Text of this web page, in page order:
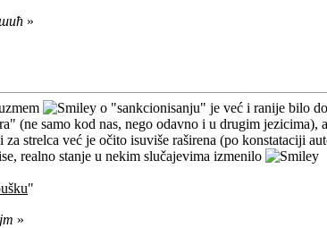
»
o "sankcionisanju" je već i ranije bilo
(ne samo kod nas, nego odavno i u drugim
strelca već je očito isuviše raširena (po konstataciji
realno stanje u nekim slučajevima izmenilo
"
»